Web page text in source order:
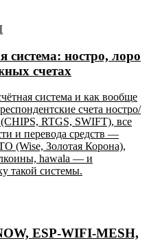
система: ностро, лоро
счетах
система и как вообще
счета ностро/
RTGS, SWIFT), все
и перевода средств —
(Wise, Золотая Корона),
hawala — и
такой системы.
ESP-WIFI-MESH,